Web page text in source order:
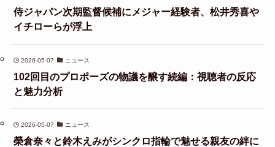
侍ジャパン次期監督候補にメジャー経験者、松井秀喜や
イチローらが浮上
2026-05-07 ニュース
102回目のプロポーズの物議を醸す続編：視聴者の反応
と魅力分析
2026-05-07 ニュース
榮倉奈々と鈴木えみがシンクロ指輪で魅せる親友の絆に